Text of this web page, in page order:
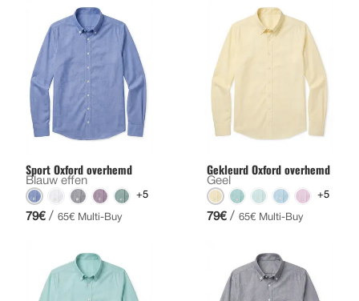
Sport Oxford overhemd
Blauw effen
+5
79€ / 65€ Multi-Buy
Gekleurd Oxford overhemd
Geel
+5
79€ / 65€ Multi-Buy